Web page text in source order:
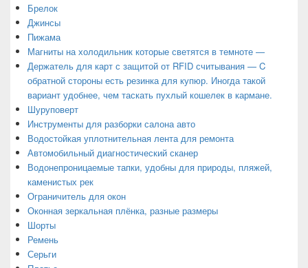
Брелок
Джинсы
Пижама
Магниты на холодильник которые светятся в темноте —
Держатель для карт с защитой от RFID считывания — C
обратной стороны есть резинка для купюр. Иногда такой
вариант удобнее, чем таскать пухлый кошелек в кармане.
Шуруповерт
Инструменты для разборки салона авто
Водостойкая уплотнительная лента для ремонта
Автомобильный диагностический сканер
Водонепроницаемые тапки, удобны для природы, пляжей,
каменистых рек
Ограничитель для окон
Оконная зеркальная плёнка, разные размеры
Шорты
Ремень
Серьги